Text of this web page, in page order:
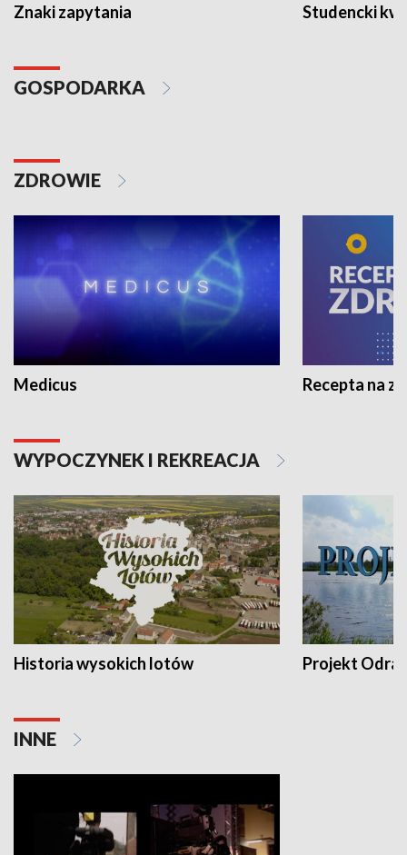
Znaki zapytania Studencki
GOSPODARKA
ZDROWIE
Medicus Recepta na
WYPOCZYNEK I REKREACJA
Historia wysokich lotów Projekt Odra
INNE